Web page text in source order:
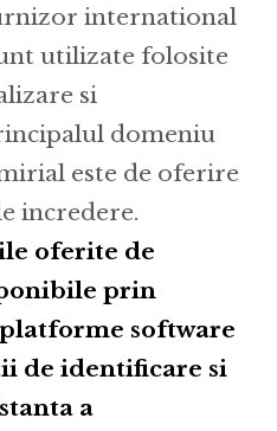
international
utilizate folosite
si
domeniu
este de oferire
incredere.
oferite de
prin
software
de identificare si
a